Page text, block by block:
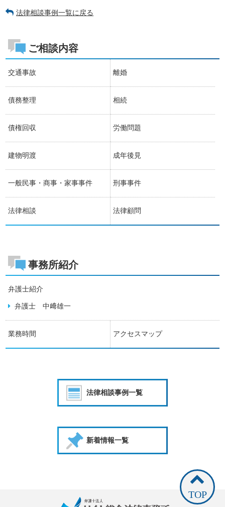
法律相談事例一覧に戻る
ご相談内容
交通事故 離婚
債務整理 相続
債権回収 労働問題
建物明渡 成年後見
一般民事・商事・家事事件 刑事事件
法律相談 法律顧問
事務所紹介
弁護士紹介
弁護士 中﨑雄一
業務時間 アクセスマップ
法律相談事例一覧
新着情報一覧
TOP